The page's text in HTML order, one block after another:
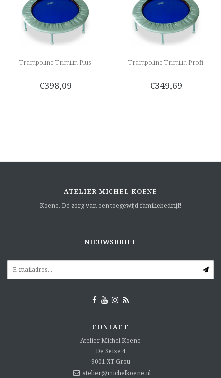
Trampoline Trimilin Plus
€398,09
Trampoline Trimilin Profi
€349,69
ATELIER MICHEL KOENE
Koene. Dé zorg van een toegewijd familiebedrijf!
NIEUWSBRIEF
CONTACT
Atelier Michel Koene
De Seize 4
9001 XT Grou
atelier@michelkoene.nl